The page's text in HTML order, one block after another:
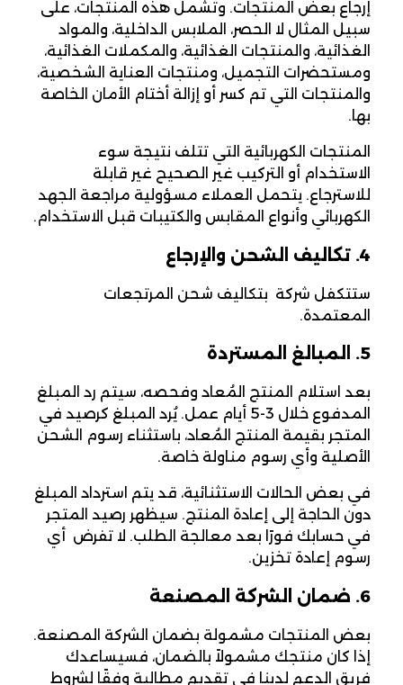
إرجاع بعض المنتجات. وتشمل هذه المنتجات، على
سبيل المثال لا الحصر، الملابس الداخلية، والمواد
الغذائية، والمنتجات الغذائية، والمكملات الغذائية،
ومستحضرات التجميل، ومنتجات العناية الشخصية،
والمنتجات التي تم كسر أو إزالة أختام الأمان الخاصة
بها.
المنتجات الكهربائية التي تتلف نتيجة سوء
الاستخدام أو التركيب غير الصحيح غير قابلة
للاسترجاع. يتحمل العملاء مسؤولية مراجعة الجهد
الكهربائي وأنواع المقابس والكتيبات قبل الاستخدام.
4. تكاليف الشحن والإرجاع
ستتكفل شركة Desertcart بتكاليف شحن المرتجعات
المعتمدة.
5. المبالغ المستردة
بعد استلام المنتج المُعاد وفحصه، سيتم رد المبلغ
المدفوع خلال 3-5 أيام عمل. يُرد المبلغ كرصيد في
المتجر بقيمة المنتج المُعاد، باستثناء رسوم الشحن
الأصلية وأي رسوم مناولة خاصة.
في بعض الحالات الاستثنائية، قد يتم استرداد المبلغ
دون الحاجة إلى إعادة المنتج. سيظهر رصيد المتجر
في حسابك فورًا بعد معالجة الطلب. لا تفرض Desertcart أي
رسوم إعادة تخزين.
6. ضمان الشركة المصنعة
بعض المنتجات مشمولة بضمان الشركة المصنعة.
إذا كان منتجك مشمولاً بالضمان، فسيساعدك
فريق الدعم لدينا في تقديم مطالبة وفقًا لشروط